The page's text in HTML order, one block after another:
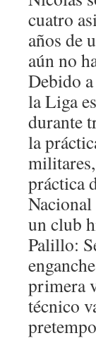
cuatro
años de
aún no
Debido
la Liga
durante
la
práctica
un club
Palillo:
primera
técnico